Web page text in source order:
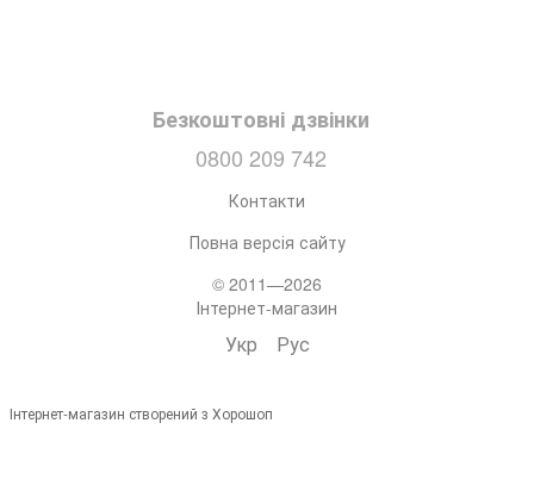
Безкоштовні дзвінки
0800 209 742
Контакти
Повна версія сайту
© 2011—2026
Інтернет-магазин
Укр Рус
Інтернет-магазин створений з Хорошоп